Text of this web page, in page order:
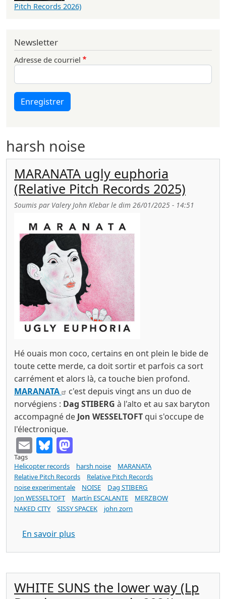
harsh noise
MARANATA ugly euphoria
(Relative Pitch Records 2025)
Soumis par Valery John Klebarle dim 26/01/2025 - 14:51
Hé ouais mon coco, certains en ont plein le bide de
toute cette merde, ca doit sortir et parfois ca sort
carrément et alors là, ca touche bien profond.
MARANATA
c'est depuis vingt ans un duo de
norvégiens : Dag STIBERG à l'alto et au sax baryton
accompagné de Jon WESSELTOFT qui s'occupe de
l'électronique.
EmailBluesky
Tags
Helicopter records
harsh noise
MARANATA
Relative Pitch Records
Relative Pitch Records
noise experimentale
NOISE
Dag STIBERG
Jon WESSELTOFT
Martín ESCALANTE
MERZBOW
NAKED CITY
SISSY SPACEK john zorn
En savoir plus
WHITE SUNS the lower way (Lp
Pitch Records 2026)
Newsletter
Adresse de courriel
Enregistrer